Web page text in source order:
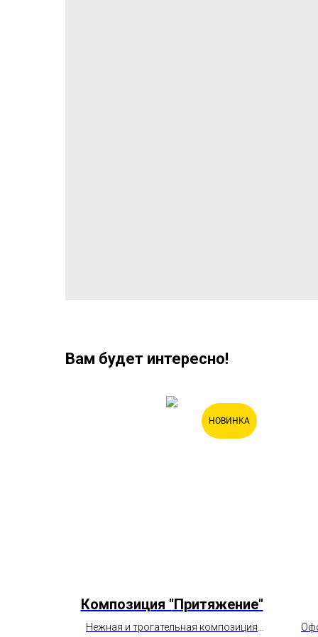
Вам будет интересно!
НОВИНКА
Композиция "Притяжение"
Нежная и трогательная композиция